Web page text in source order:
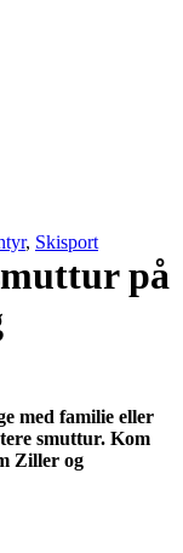
, Skisport
på
med familie eller
smuttur. Kom
Ziller og